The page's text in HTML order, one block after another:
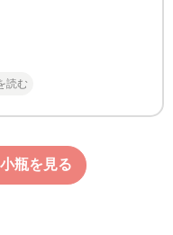
読む
瓶を見る